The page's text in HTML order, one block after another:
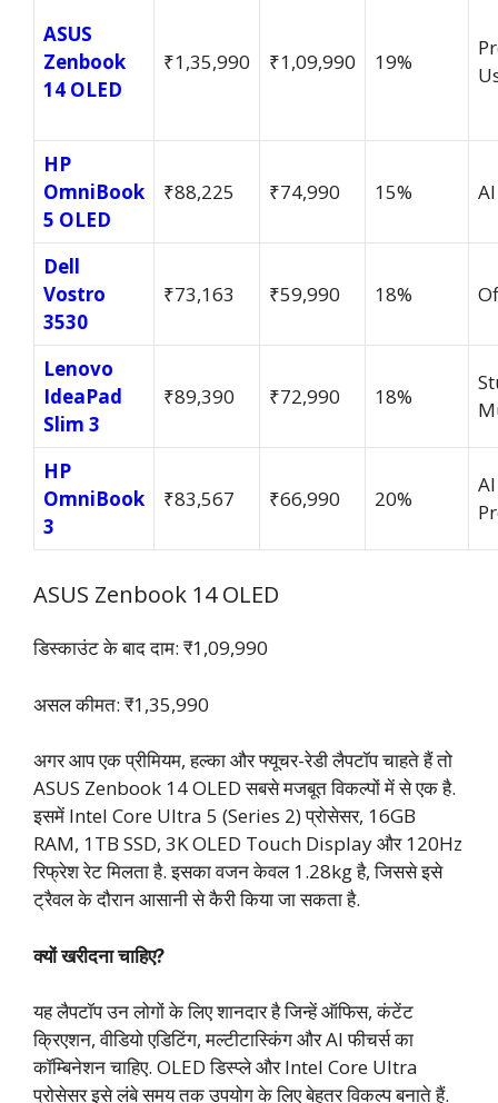
ASUS
Zenbook
14 OLED
₹1,35,990 ₹1,09,990 19%
HP
OmniBook
5 OLED
₹88,225 ₹74,990 15%
Dell
Vostro
3530
₹73,163 ₹59,990 18%
Lenovo
IdeaPad
Slim 3
₹89,390 ₹72,990 18%
HP
OmniBook
3
₹83,567 ₹66,990 20%
AI
ASUS Zenbook 14 OLED
डिस्काउंट के बाद दाम: ₹1,09,990
असल कीमत: ₹1,35,990
अगर आप एक प्रीमियम, हल्का और फ्यूचर-रेडी लैपटॉप चाहते हैं तो
ASUS Zenbook 14 OLED सबसे मजबूत विकल्पों में से एक है.
इसमें Intel Core Ultra 5 (Series 2) प्रोसेसर, 16GB
RAM, 1TB SSD, 3K OLED Touch Display और 120Hz
रिफ्रेश रेट मिलता है. इसका वजन केवल 1.28kg है, जिससे इसे
ट्रैवल के दौरान आसानी से कैरी किया जा सकता है.
क्यों खरीदना चाहिए?
यह लैपटॉप उन लोगों के लिए शानदार है जिन्हें ऑफिस, कंटेंट
क्रिएशन, वीडियो एडिटिंग, मल्टीटास्किंग और AI फीचर्स का
कॉम्बिनेशन चाहिए. OLED डिस्प्ले और Intel Core Ultra
प्रोसेसर इसे लंबे समय तक उपयोग के लिए बेहतर विकल्प बनाते हैं.